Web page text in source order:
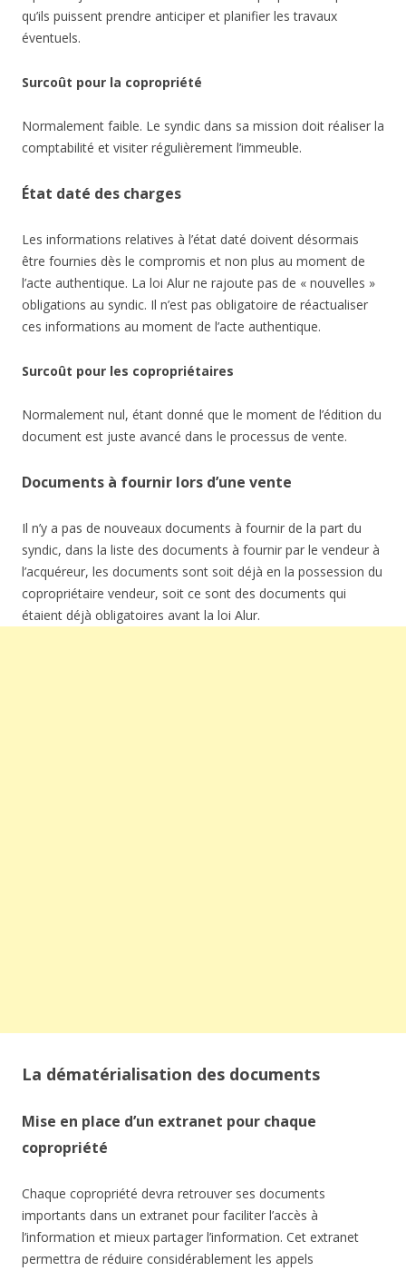
qu’ils puissent prendre anticiper et planifier les travaux
éventuels.
Surcoût pour la copropriété
Normalement faible. Le syndic dans sa mission doit réaliser la
comptabilité et visiter régulièrement l’immeuble.
État daté des charges
Les informations relatives à l’état daté doivent désormais
être fournies dès le compromis et non plus au moment de
l’acte authentique. La loi Alur ne rajoute pas de « nouvelles »
obligations au syndic. Il n’est pas obligatoire de réactualiser
ces informations au moment de l’acte authentique.
Surcoût pour les copropriétaires
Normalement nul, étant donné que le moment de l’édition du
document est juste avancé dans le processus de vente.
Documents à fournir lors d’une vente
Il n’y a pas de nouveaux documents à fournir de la part du
syndic, dans la liste des documents à fournir par le vendeur à
l’acquéreur, les documents sont soit déjà en la possession du
copropriétaire vendeur, soit ce sont des documents qui
étaient déjà obligatoires avant la loi Alur.
La dématérialisation des documents
Mise en place d’un extranet pour chaque
copropriété
Chaque copropriété devra retrouver ses documents
importants dans un extranet pour faciliter l’accès à
l’information et mieux partager l’information. Cet extranet
permettra de réduire considérablement les appels